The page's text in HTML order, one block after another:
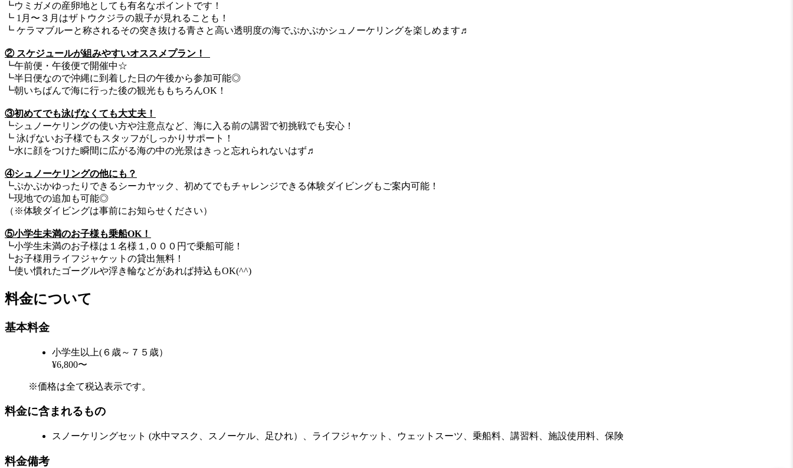
┗ウミガメの産卵地としても有名なポイントです！
┗ 1月〜３月はザトウクジラの親子が見れることも！
┗ ケラマブルーと称されるその突き抜ける青さと高い透明度の海でぷかぷかシュノーケリングを楽しめます♬
② スケジュールが組みやすいオススメプラン！
┗午前便・午後便で開催中☆
┗半日便なので沖縄に到着した日の午後から参加可能◎
┗朝いちばんで海に行った後の観光ももちろんOK！
③初めてでも泳げなくても大丈夫！
┗シュノーケリングの使い方や注意点など、海に入る前の講習で初挑戦でも安心！
┗ 泳げないお子様でもスタッフがしっかりサポート！
┗水に顔をつけた瞬間に広がる海の中の光景はきっと忘れられないはず♬
④シュノーケリングの他にも？
┗ぷかぷかゆったりできるシーカヤック、初めてでもチャレンジできる体験ダイビングもご案内可能！
┗現地での追加も可能◎
（※体験ダイビングは事前にお知らせください）
⑤小学生未満のお子様も乗船OK！
┗小学生未満のお子様は１名様１,０００円で乗船可能！
┗お子様用ライフジャケットの貸出無料！
┗使い慣れたゴーグルや浮き輪などがあれば持込もOK(^^)
料金について
基本料金
小学生以上(６歳～７５歳）
¥6,800〜
※価格は全て税込表示です。
料金に含まれるもの
スノーケリングセット (水中マスク、スノーケル、足ひれ）、ライフジャケット、ウェットスーツ、乗船料、講習料、施設使用料、保険
料金備考